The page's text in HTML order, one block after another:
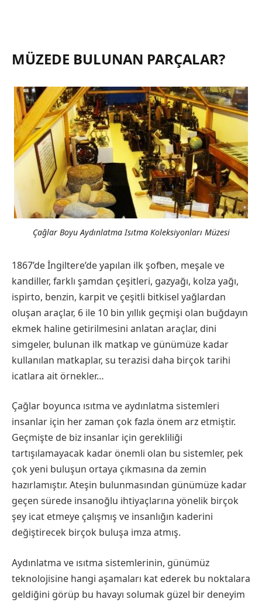
MÜZEDE BULUNAN PARÇALAR?
Çağlar Boyu Aydınlatma Isıtma Koleksiyonları Müzesi
1867’de İngiltere’de yapılan ilk şofben, meşale ve
kandiller, farklı şamdan çeşitleri, gazyağı, kolza yağı,
ispirto, benzin, karpit ve çeşitli bitkisel yağlardan
oluşan araçlar, 6 ile 10 bin yıllık geçmişi olan buğdayın
ekmek haline getirilmesini anlatan araçlar, dini
simgeler, bulunan ilk matkap ve günümüze kadar
kullanılan matkaplar, su terazisi daha birçok tarihi
icatlara ait örnekler…
Çağlar boyunca ısıtma ve aydınlatma sistemleri
insanlar için her zaman çok fazla önem arz etmiştir.
Geçmişte de biz insanlar için gerekliliği
tartışılamayacak kadar önemli olan bu sistemler, pek
çok yeni buluşun ortaya çıkmasına da zemin
hazırlamıştır. Ateşin bulunmasından günümüze kadar
geçen sürede insanoğlu ihtiyaçlarına yönelik birçok
şey icat etmeye çalışmış ve insanlığın kaderini
değiştirecek birçok buluşa imza atmış.
Aydınlatma ve ısıtma sistemlerinin, günümüz
teknolojisine hangi aşamaları kat ederek bu noktalara
geldiğini görüp bu havayı solumak güzel bir deneyim